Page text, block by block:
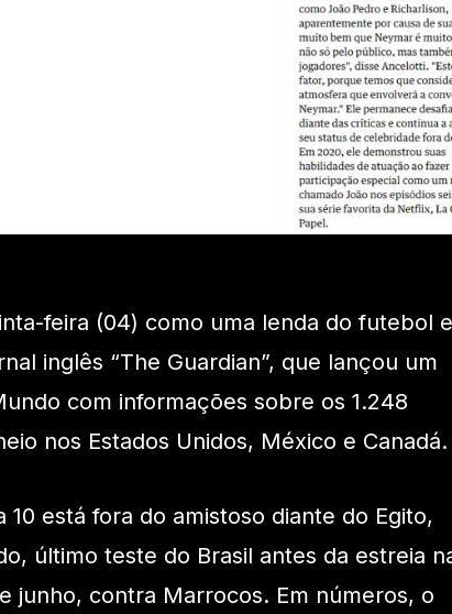
feira (04) como uma lenda do futebol e
inglês “The Guardian”, que lançou um
com informações sobre os 1.248
nos Estados Unidos, México e Canadá.
está fora do amistoso diante do Egito,
último teste do Brasil antes da estreia
junho, contra Marrocos. Em números, o